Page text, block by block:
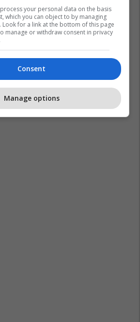
Gjilan
Gjoba Ne Trafik
your personal data on the basis
which you can object to by managing
for a link at the bottom of this page
manage or withdraw consent in privacy
Consent
Manage options